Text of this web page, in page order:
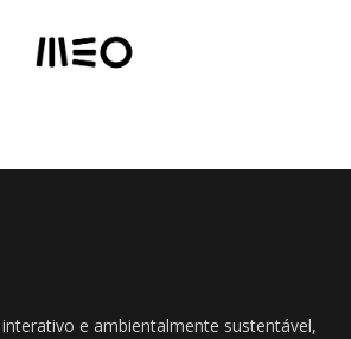
e ambientalmente sustentável,